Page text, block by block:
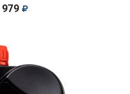
979